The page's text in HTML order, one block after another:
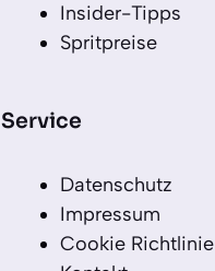
Insider-Tipps
Spritpreise
Service
Datenschutz
Impressum
Cookie Richtlinie